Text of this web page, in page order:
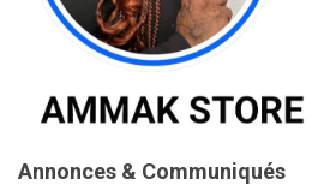
Annonces & Communiqués